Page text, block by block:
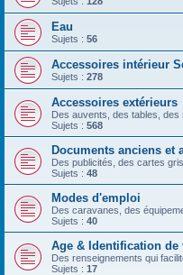
Eau
Sujets : 56
Accessoires intérieur
Sujets : 278
Accessoires extérieurs
Des auvents, des tables,
Sujets : 568
Documents anciens et
Des publicités, des cartes
Sujets : 48
Modes d'emploi
Des caravanes, des
Sujets : 40
Age & Identification de
Des renseignements qui
Sujets : 17